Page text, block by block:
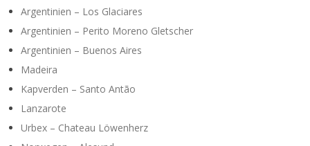
Argentinien – Los Glaciares
Argentinien – Perito Moreno Gletscher
Argentinien – Buenos Aires
Madeira
Kapverden – Santo Antão
Lanzarote
Urbex – Chateau Löwenherz